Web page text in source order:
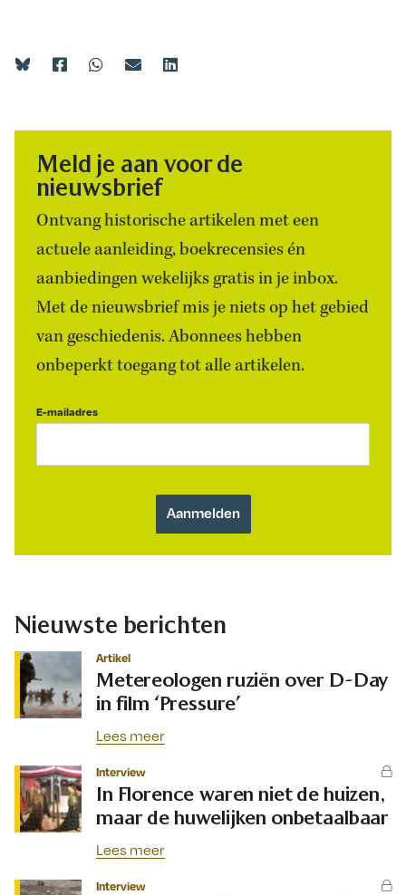
Meld je aan voor de
nieuwsbrief
Ontvang historische artikelen met een
actuele aanleiding, boekrecensies én
aanbiedingen wekelijks gratis in je inbox.
Met de nieuwsbrief mis je niets op het gebied
van geschiedenis. Abonnees hebben
onbeperkt toegang tot alle artikelen.
E-mailadres
Nieuwste berichten
Artikel
Metereologen ruziën over D-Day
in film ‘Pressure’
Lees meer
Interview
In Florence waren niet de huizen,
maar de huwelijken onbetaalbaar
Lees meer
Interview